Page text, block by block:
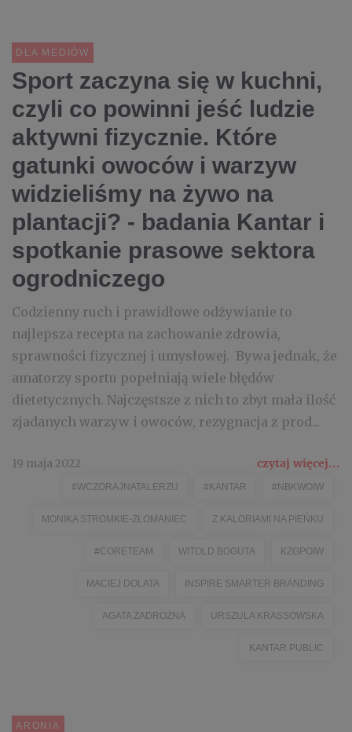
DLA MEDIÓW
Sport zaczyna się w kuchni,
czyli co powinni jeść ludzie
aktywni fizycznie. Które
gatunki owoców i warzyw
widzieliśmy na żywo na
plantacji? - badania Kantar i
spotkanie prasowe sektora
ogrodniczego
Codzienny ruch i prawidłowe odżywianie to
najlepsza recepta na zachowanie zdrowia,
sprawności fizycznej i umysłowej. Bywa jednak, że
amatorzy sportu popełniają wiele błędów
dietetycznych. Najczęstsze z nich to zbyt mała ilość
zjadanych warzyw i owoców, rezygnacja z prod...
19 maja 2022 czytaj więcej...
#WCZORAJNATALERZU #KANTAR #NBKWOIW
MONIKA STROMKIE-ZŁOMANIEC Z KALORIAMI NA PIEŃKU
#CORETEAM WITOLD BOGUTA KZGPOIW
MACIEJ DOLATA INSPIRE SMARTER BRANDING
AGATA ZADROŻNA URSZULA KRASSOWSKA
KANTAR PUBLIC
ARONIA